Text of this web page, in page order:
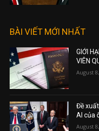
BÀI VIẾT MỚI NHẤT
GIỚI
VIÊN
August
Đề
AI của
August